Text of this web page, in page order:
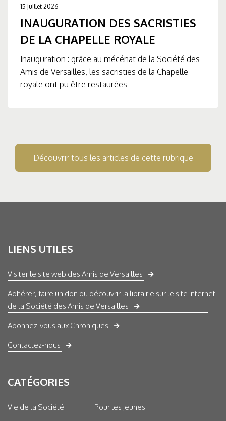
15 juillet 2026
INAUGURATION DES SACRISTIES
DE LA CHAPELLE ROYALE
Inauguration : grâce au mécénat de la Société des
Amis de Versailles, les sacristies de la Chapelle
royale ont pu être restaurées
Découvrir tous les articles de cette rubrique
LIENS UTILES
Visiter le site web des Amis de Versailles
Adhérer, faire un don ou découvrir la librairie sur le site internet
de la Société des Amis de Versailles
Abonnez-vous aux Chroniques
Contactez-nous
CATÉGORIES
Vie de la Société
Pour les jeunes